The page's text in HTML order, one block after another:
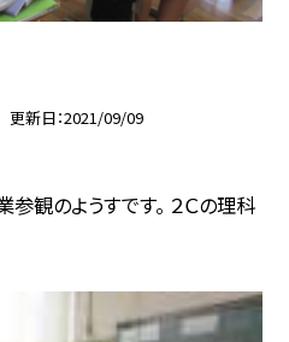
更新日 2021/09/09
観のようすです。 ２Ｃの理科